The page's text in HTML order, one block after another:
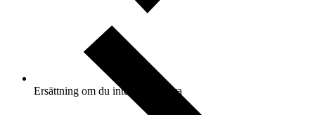
Ersättning om du inte får din vara